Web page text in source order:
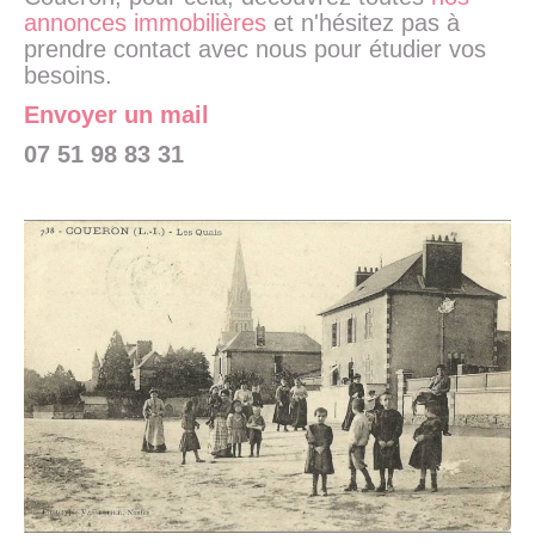
annonces immobilières et n'hésitez pas à
prendre contact avec nous pour étudier vos
besoins.
Envoyer un mail
07 51 98 83 31